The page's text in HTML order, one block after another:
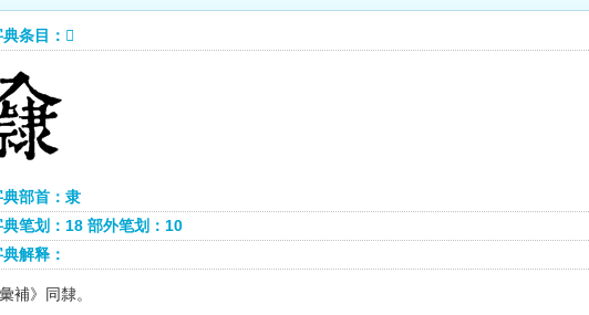
条目：𨾁
典部首：隶
典笔划：18 部外笔划：10
解释：
補》同隸。